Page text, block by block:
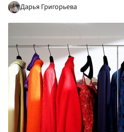
Дарья Григорьева